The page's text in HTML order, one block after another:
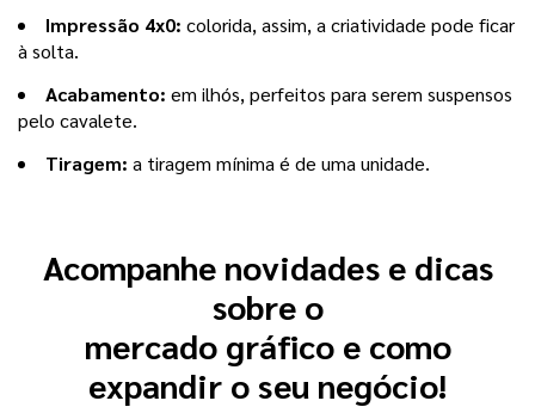
Impressão 4x0: colorida, assim, a criatividade pode ficar
à solta.
Acabamento: em ilhós, perfeitos para serem suspensos
pelo cavalete.
Tiragem: a tiragem mínima é de uma unidade.
Acompanhe novidades e dicas
sobre o
mercado gráfico e como
expandir o seu negócio!